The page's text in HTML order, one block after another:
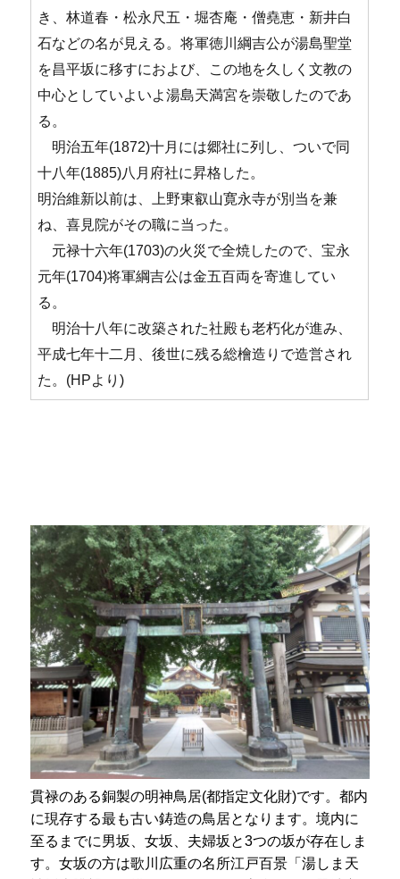
き、林道春・松永尺五・堀杏庵・僧堯恵・新井白
石などの名が見える。将軍徳川綱吉公が湯島聖堂
を昌平坂に移すにおよび、この地を久しく文教の
中心としていよいよ湯島天満宮を崇敬したのであ
る。
明治五年(1872)十月には郷社に列し、ついで同
十八年(1885)八月府社に昇格した。
明治維新以前は、上野東叡山寛永寺が別当を兼
ね、喜見院がその職に当った。
元禄十六年(1703)の火災で全焼したので、宝永
元年(1704)将軍綱吉公は金五百両を寄進してい
る。
明治十八年に改築された社殿も老朽化が進み、
平成七年十二月、後世に残る総檜造りで造営され
た。(HPより)
貫禄のある銅製の明神鳥居(都指定文化財)です。都内
に現存する最も古い鋳造の鳥居となります。境内に
至るまでに男坂、女坂、夫婦坂と3つの坂が存在しま
す。女坂の方は歌川広重の名所江戸百景「湯しま天